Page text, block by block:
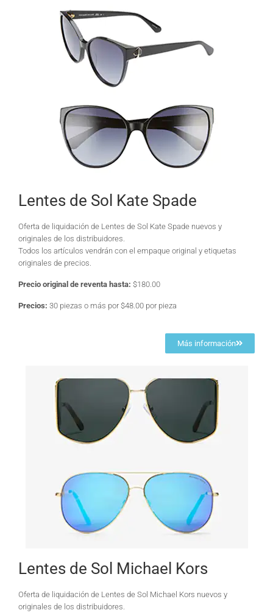
Lentes de Sol Kate Spade
Oferta de liquidación de Lentes de Sol Kate Spade nuevos y
originales de los distribuidores.
Todos los artículos vendrán con el empaque original y etiquetas
originales de precios.
Precio original de reventa hasta: $180.00
Precios: 30 piezas o más por $48.00 por pieza
Más información
Lentes de Sol Michael Kors
Oferta de liquidación de Lentes de Sol Michael Kors nuevos y
originales de los distribuidores.